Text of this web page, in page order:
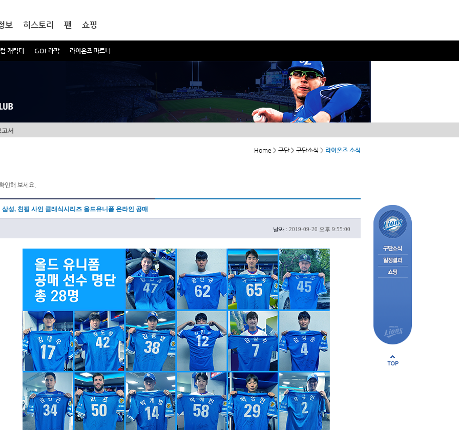
캐릭터 GO! 라팍 라이온즈 파트너
보 히스토리 팬 쇼핑
서
Home > 구단 > 구단소식 > 라이온즈 소식
인해 보세요.
삼성, 친필 사인 클래식시리즈 올드유니폼 온라인 공매
날짜 : 2019-09-20 오후 9:55:00